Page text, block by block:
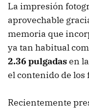
La impresión
aprovechable
memoria que
ya tan habitual
2.36 pulgadasen
el contenido de
Recientemente